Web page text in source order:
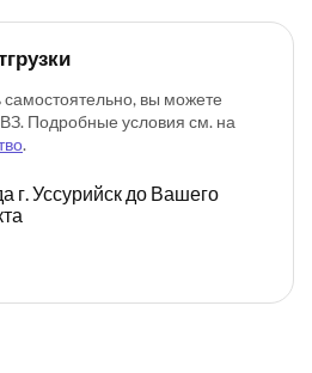
самостоятельно, вы можете
Подробные условия см. на
.
г. Уссурийск до Вашего